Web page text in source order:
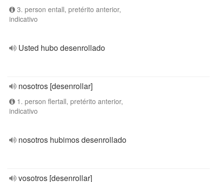
3. person entall, pretérito anterior,
indicativo
Usted hubo desenrollado
nosotros [desenrollar]
1. person flertall, pretérito anterior,
indicativo
nosotros hubimos desenrollado
vosotros [desenrollar]